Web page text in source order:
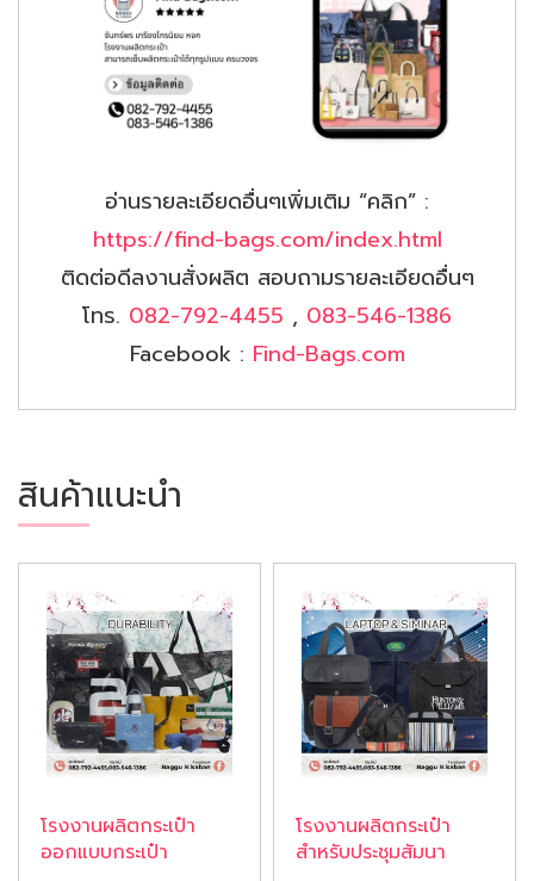
อ่านรายละเอียดอื่นๆเพิ่มเติม “คลิก” :
https://find-bags.com/index.html
ติดต่อดีลงานสั่งผลิต สอบถามรายละเอียดอื่นๆ
โทร. 082-792-4455 , 083-546-1386
Facebook : Find-Bags.com
สินค้าแนะนำ
โรงงานผลิตกระเป๋า
ออกแบบกระเป๋า
โรงงานผลิตกระเป๋า
สำหรับประชุมสัมนา